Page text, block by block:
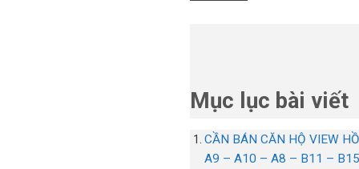
Mục lục bài viết
CẦN BÁN CĂN HỘ VIEW
A9 – A10 – A8 – B11 –